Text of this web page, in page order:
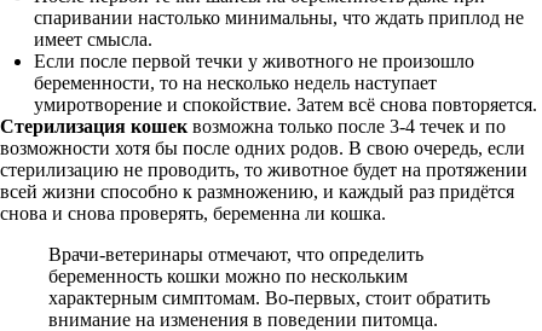
спаривании настолько минимальны, что ждать приплод не
имеет смысла.
Если после первой течки у животного не произошло
беременности, то на несколько недель наступает
умиротворение и спокойствие. Затем всё снова повторяется.
Стерилизация кошек возможна только после 3-4 течек и по
возможности хотя бы после одних родов. В свою очередь, если
стерилизацию не проводить, то животное будет на протяжении
всей жизни способно к размножению, и каждый раз придётся
снова и снова проверять, беременна ли кошка.
Врачи-ветеринары отмечают, что определить
беременность кошки можно по нескольким
характерным симптомам. Во-первых, стоит обратить
внимание на изменения в поведении питомца.